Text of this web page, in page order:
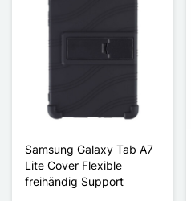
Samsung Galaxy Tab A7
Lite Cover Flexible
freihändig Support